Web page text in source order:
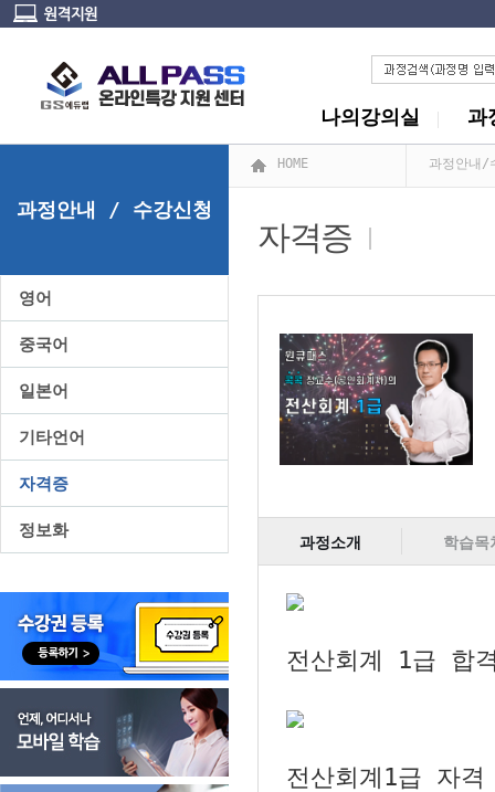
나의강의실 과
과정안내 / 수강신청
영어
중국어
일본어
기타언어
자격증
정보화
HOME 과정안내/
자격증
과정소개 학습목
전산회계 1급 합
전산회계1급 자